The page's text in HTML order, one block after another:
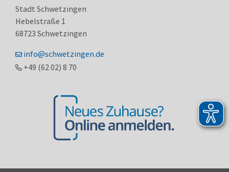
Stadt Schwetzingen
Hebelstraße 1
68723 Schwetzingen
info@schwetzingen.de
+49 (6202) 8 70